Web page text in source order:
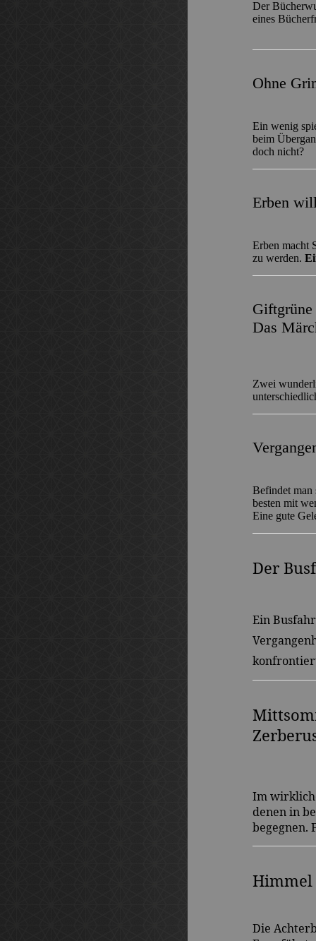
Der
eines
Ohne
Ein wenig
beim
doch nicht?
Erben
Erben macht
zu werden.
Das
Zwei
Befindet man
besten mit
Eine gute
Der
Ein
Im
denen in
begegnen.
Himmel
Die